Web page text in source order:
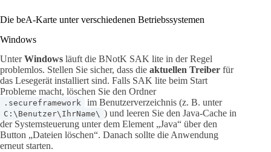
Die beA-Karte unter verschiedenen Betriebssystemen
Windows
UnterWindows läuft die BNotK SAK lite in der Regel
problemlos. Stellen Sie sicher, dass die aktuellen Treiber für
das Lesegerät installiert sind. Falls SAK lite beim Start
Probleme macht, löschen Sie den Ordner
.secureframework im Benutzerverzeichnis (z. B. unter
C:\Benutzer\IhrName\ ) und leeren Sie den Java-Cache in
der Systemsteuerung unter dem Element „Java“ über den
Button „Dateien löschen“. Danach sollte die Anwendung
erneut starten.